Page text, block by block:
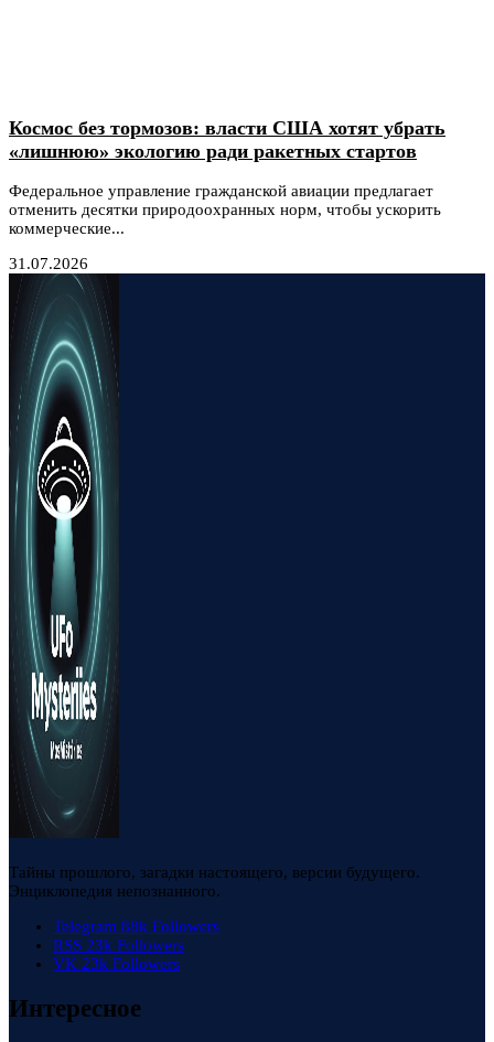
Космос без тормозов: власти США хотят убрать
«лишнюю» экологию ради ракетных стартов
Федеральное управление гражданской авиации предлагает
отменить десятки природоохранных норм, чтобы ускорить
коммерческие...
31.07.2026
Тайны прошлого, загадки настоящего, версии будущего.
Энциклопедия непознанного.
Telegram 88k Followers
RSS 23k Followers
VK 23k Followers
Интересное